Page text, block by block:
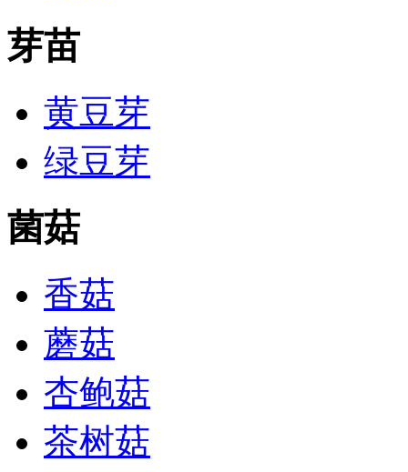
芽苗
黄豆芽
绿豆芽
菌菇
香菇
蘑菇
杏鲍菇
茶树菇